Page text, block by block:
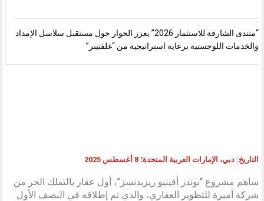
“منتدى الشارقة للاستثمار 2026” يعزز الحوار حول مستقبل سلاسل الإمداد
والخدمات اللوجستية برعاية استراتيجية من “غلفتينر”
التاريخ: دبي، الإمارات العربية المتحدة؛ 8 أغسطس 2025
ساهم مشروع “بوندز أفينيو ريزيدنسز”، أول عقار بالتملك الحر من
شركة أميرة للتطوير العقاري، والذي تم إطلاقه في النصف الأول